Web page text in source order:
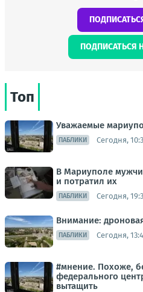
ПОДПИСАТЬСЯ
Топ
Уважаемые
ПАБЛИКИ Сегодня,
В Мариуполе
и потратил их
ПАБЛИКИ Сегодня,
Внимание:
ПАБЛИКИ Сегодня,
#мнение. Похоже,
федерального
вытащить